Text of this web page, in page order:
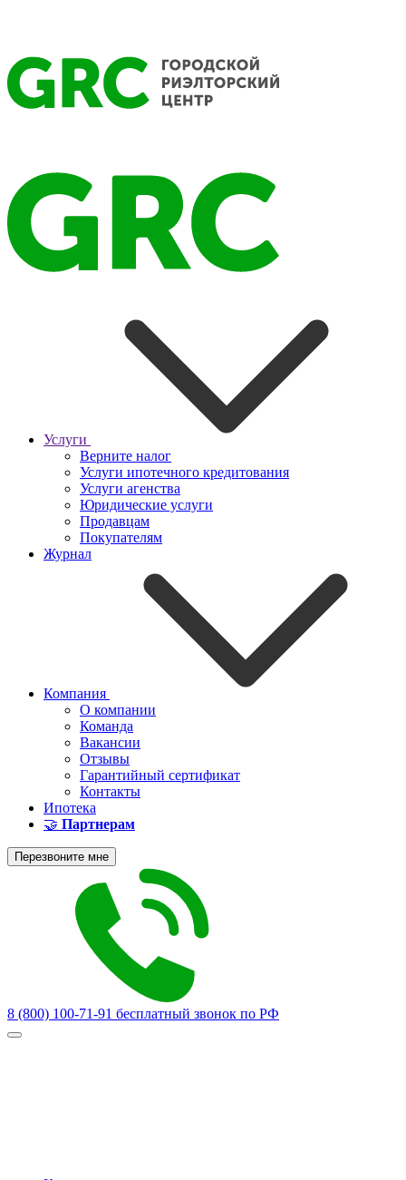
Услуги
Верните налог
Услуги ипотечного кредитования
Услуги агенства
Юридические услуги
Продавцам
Покупателям
Журнал
Компания
О компании
Команда
Вакансии
Отзывы
Гарантийный сертификат
Контакты
Ипотека
🤝 Партнерам
Перезвоните мне
8 (800) 100-71-91 бесплатный звонок по РФ